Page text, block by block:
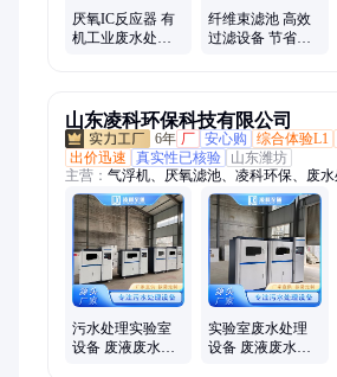
厌氧IC反应器 有
机工业废水处理
纤维束滤池 高效
过滤设备 节省工
山东凌科环保科技有限公司
6年 厂 安心购 综合体验L1
出价迅速
真实性已核验
山东潍坊
主营： 气浮机、厌氧滤池、凌科环保、废
站、小型医疗院、一体化泵站、a型医疗设
污水提升泵站、玻璃钢化粪池、玻璃钢一体
中水回用设备、二氧化氯发生器、一体化预
设备
污水处理实验室
设备 废液废水处
实验室废水处理
设备 废液废水处